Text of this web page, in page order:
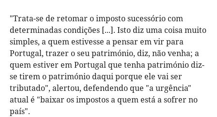
"Trata-se de retomar o imposto sucessório com
determinadas condições [...]. Isto diz uma coisa muito
simples, a quem estivesse a pensar em vir para
Portugal, trazer o seu património, diz, não venha; a
quem estiver em Portugal que tenha património diz-
se tirem o património daqui porque ele vai ser
tributado", alertou, defendendo que "a urgência"
atual é "baixar os impostos a quem está a sofrer no
país".